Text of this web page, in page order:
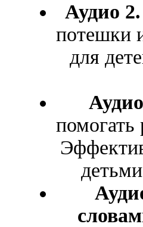
Аудио
потешки
для
помогать